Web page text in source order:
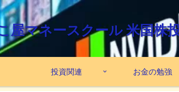
屋マネースクール 米国株
投資関連 お金の勉強